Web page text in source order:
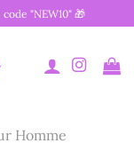
"NEW10" 🎁
Homme